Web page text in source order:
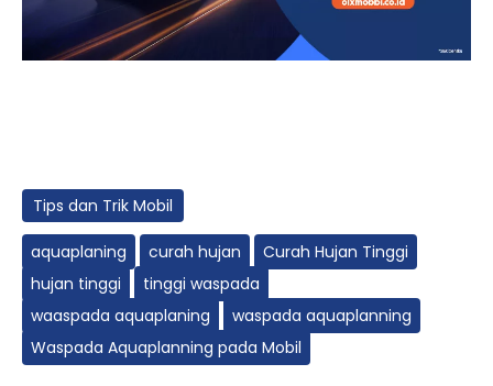
Tips dan Trik Mobil
aquaplaning curah hujan
Curah Hujan Tinggi
hujan tinggi
tinggi waspada
waaspada aquaplaning
waspada aquaplanning
Waspada Aquaplanning pada Mobil